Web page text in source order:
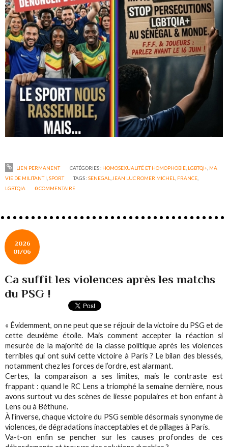
LIEN PERMANENT CATÉGORIES : HOMOSEXUALITÉ ET HOMOPHOBIE, LGBTQI+, MA
VIE DE MILITANT ! ,SPORT TAGS :SENEGAL JEAN LUC ROMER MICHEL FRANCE
LGBTQIA
0COMMENTAIRE
2026
01/06
Ca suffit les violences après les matchs
du PSG !
« Évidemment, on ne peut que se réjouir de la victoire du PSG et de
cette deuxième étoile. Mais comment accepter la réaction si
mesurée de la majorité de la classe politique après les violences
terribles qui ont suivi cette victoire à Paris ? Le bilan des blessés,
notamment chez les forces de l’ordre, est alarmant.
Certes, la comparaison a ses limites, mais le contraste est
frappant : quand le RC Lens a triomphé la semaine dernière, nous
avons surtout vu des scènes de liesse populaires et bon enfant à
Lens ou à Béthune.
À l'inverse, chaque victoire du PSG semble désormais synonyme de
violences, de dégradations inacceptables et de pillages à Paris.
Va-t-on enfin se pencher sur les causes profondes de ces